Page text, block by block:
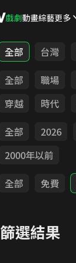
戲劇動畫綜藝更多
全部 台灣
全部 職場
穿越
時代
全部 2026
2000年以前
全部 免費
篩選結果